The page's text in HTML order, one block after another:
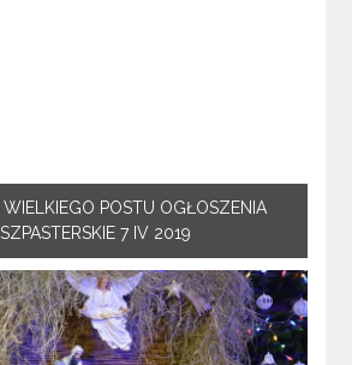
POSTU OGŁOSZENIA
7 IV 2019